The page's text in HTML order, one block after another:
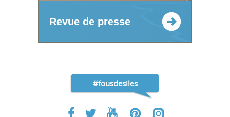
Revue de presse
#fousdesiles